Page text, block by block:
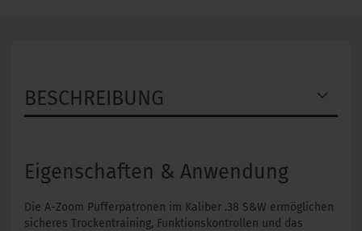
BESCHREIBUNG
Eigenschaften & Anwendung
Die A-Zoom Pufferpatronen im Kaliber .38 S&W ermöglichen
sicheres Trockentraining, Funktionskontrollen und das